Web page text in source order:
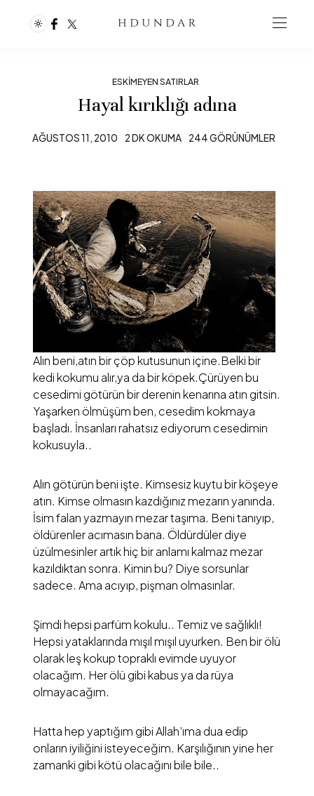
ESKIMEYEN SATIRLAR
Hayal kırıklığı adına
AĞUSTOS 11, 2010 2 DK OKUMA 244 GÖRÜNÜMLER
Alın beni,atın bir çöp kutusunun içine.Belki bir
kedi kokumu alır,ya da bir köpek.Çürüyen bu
cesedimi götürün bir derenin kenarına atın gitsin.
Yaşarken ölmüşüm ben, cesedim kokmaya
başladı. İnsanları rahatsız ediyorum cesedimin
kokusuyla..
Alın götürün beni işte. Kimsesiz kuytu bir köşeye
atın. Kimse olmasın kazdığınız mezarın yanında.
İsim falan yazmayın mezar taşıma. Beni tanıyıp,
öldürenler acımasın bana. Öldürdüler diye
üzülmesinler artık hiç bir anlamı kalmaz mezar
kazıldıktan sonra. Kimin bu? Diye sorsunlar
sadece. Ama acıyıp, pişman olmasınlar.
Şimdi hepsi parfüm kokulu.. Temiz ve sağlıklı!
Hepsi yataklarında mışıl mışıl uyurken. Ben bir ölü
olarak leş kokup topraklı evimde uyuyor
olacağım. Her ölü gibi kabus ya da rüya
olmayacağım.
Hatta hep yaptığım gibi Allah’ıma dua edip
onların iyiliğini isteyeceğim. Karşılığının yine her
zamanki gibi kötü olacağını bile bile..